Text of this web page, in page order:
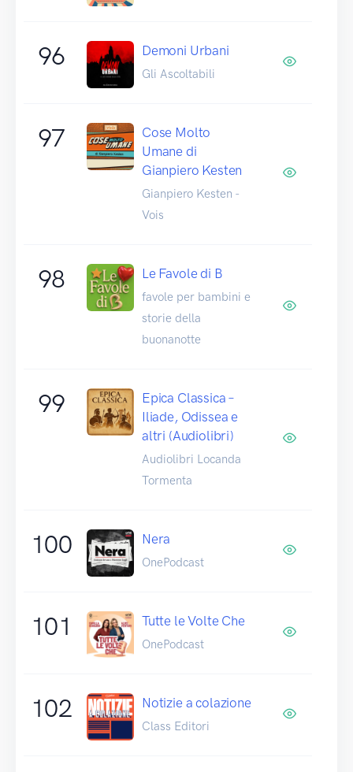
96 Demoni Urbani
Gli Ascoltabili
97
Cose Molto
Umane di
Gianpiero Kesten
Gianpiero Kesten -
Vois
98 Le Favole di B
favole per bambini e
storie della
buonanotte
99
Epica Classica –
Iliade, Odissea e
altri (Audiolibri)
Audiolibri Locanda
Tormenta
100 Nera
OnePodcast
101 Tutte le Volte Che
OnePodcast
102 Notizie a colazione
Class Editori